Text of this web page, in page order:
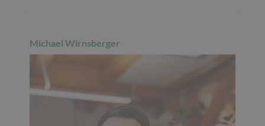
Michael Wirnsberger